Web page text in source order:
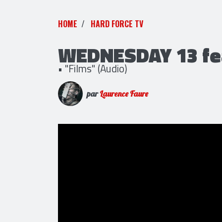
HOME HARD FORCE TV
WEDNESDAY 13
• "Films" (Audio)
parLaurence Faure